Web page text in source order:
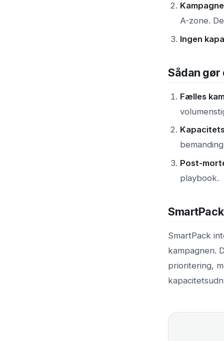
A-zone.
Ingen
Sådan
Fælles
Post-
playbook.
SmartPack
kampagnen.
prioritering,